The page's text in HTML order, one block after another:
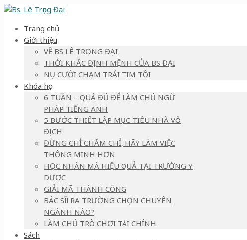
Trang chủ
Giới thiệu
VỀ BS LÊ TRỌNG ĐẠI
THỜI KHẮC ĐỊNH MỆNH CỦA BS ĐẠI
NỤ CƯỜI CHẠM TRÁI TIM TÔI
Khóa học
6 TUẦN – QUÁ ĐỦ ĐỂ LÀM CHỦ NGỮ
PHÁP TIẾNG ANH
5 BƯỚC THIẾT LẬP MỤC TIÊU NHÀ VÔ
ĐỊCH
ĐỪNG CHỈ CHĂM CHỈ, HÃY LÀM VIỆC
THÔNG MINH HƠN
HỌC NHÀN MÀ HIỆU QUẢ TẠI TRƯỜNG Y
DƯỢC
GIẢI MÃ THÀNH CÔNG
BÁC SĨ! RA TRƯỜNG CHỌN CHUYÊN
NGÀNH NÀO?
LÀM CHỦ TRÒ CHƠI TÀI CHÍNH
Sách